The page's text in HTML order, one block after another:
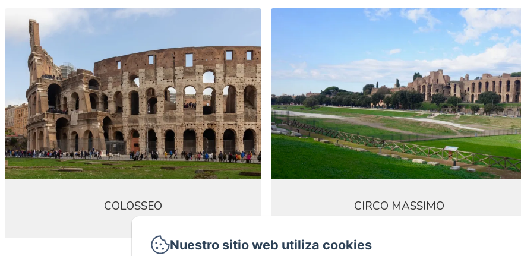
COLOSSEO CIRCO MASSIMO
Nuestro sitio web utiliza cookies